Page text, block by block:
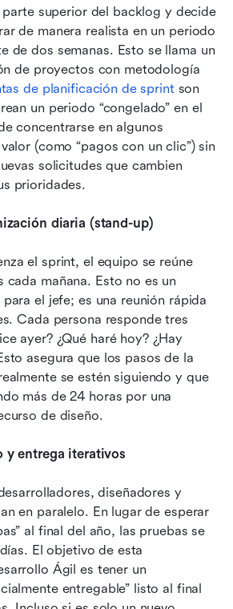
parte superior del backlog y decide
de manera realista en un periodo
de dos semanas. Esto se llama un
de proyectos con metodología
de planificación de sprint son
un periodo “congelado” en el
concentrarse en algunos
(como “pagos con un clic”) sin
solicitudes que cambien
prioridades.
diaria (stand-up)
el sprint, el equipo se reúne
cada mañana. Esto no es un
el jefe; es una reunión rápida
Cada persona responde tres
ayer? ¿Qué haré hoy? ¿Hay
asegura que los pasos de la
se estén siguiendo y que
más de 24 horas por una
de diseño.
y entrega iterativos
diseñadores y
en paralelo. En lugar de esperar
al final del año, las pruebas se
El objetivo de esta
Ágil es tener un
entregable” listo al final